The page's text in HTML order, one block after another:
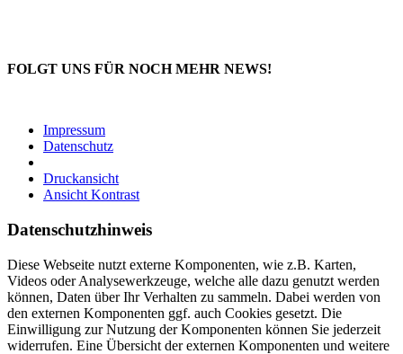
FOLGT UNS FÜR NOCH MEHR NEWS!
Impressum
Datenschutz
Druckansicht
Ansicht Kontrast
Datenschutzhinweis
Diese Webseite nutzt externe Komponenten, wie z.B. Karten,
Videos oder Analysewerkzeuge, welche alle dazu genutzt werden
können, Daten über Ihr Verhalten zu sammeln. Dabei werden von
den externen Komponenten ggf. auch Cookies gesetzt. Die
Einwilligung zur Nutzung der Komponenten können Sie jederzeit
widerrufen. Eine Übersicht der externen Komponenten und weitere